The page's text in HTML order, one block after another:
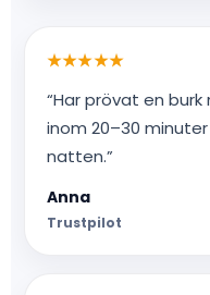
★★★★★
“Har prövat en
inom 20–30
natten.”
Anna
Trustpilot